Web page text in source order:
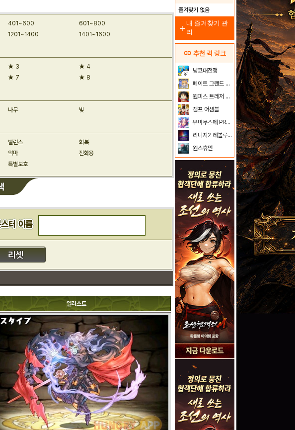
401~600
601~800
1201~1400
1401~1600
★ 3
★ 4
★ 7
★ 8
나무
빛
밸런스
회복
악마
진화용
특별보호
일러스트
즐겨찾기 없음
add 내 즐겨찾기 관
리
link 추천 퀵 링크
냥코대전쟁
페이트 그랜드 오더
원피스 트레저 크루즈
점프 어셈블
우마무스메 PRETTY DERBY
리니지2 레볼루션
원스휴먼